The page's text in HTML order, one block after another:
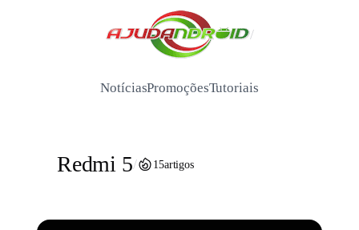
/
NotíciasPromoçõesTutoriais
Redmi 5/ 15artigos